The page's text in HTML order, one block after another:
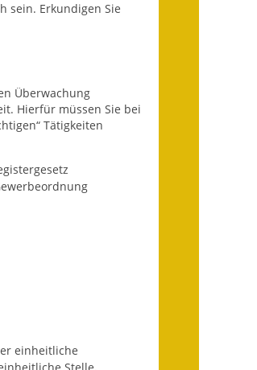
& Bauplätze
sein. Erkundigen Sie
Überwachung
Hierfür müssen Sie bei
Tätigkeiten
einheitliche